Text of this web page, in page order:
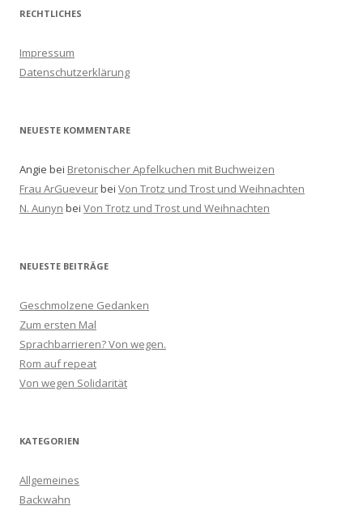
h
n
a
:
RECHTLICHES
Impressum
Datenschutzerklärung
NEUESTE KOMMENTARE
Angie bei Bretonischer Apfelkuchen mit Buchweizen
Frau ArGueveurbei Von Trotz und Trost und Weihnachten
N. Aunyn bei Von Trotz und Trost und Weihnachten
NEUESTE BEITRÄGE
Geschmolzene Gedanken
Zum ersten Mal
Sprachbarrieren? Von wegen.
Rom auf repeat
Von wegen Solidarität
KATEGORIEN
Allgemeines
Backwahn